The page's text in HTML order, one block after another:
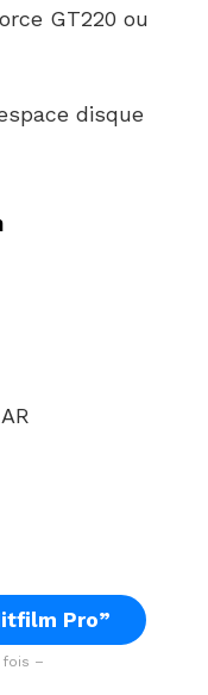
GT220 ou
disque
Pro”
fois –